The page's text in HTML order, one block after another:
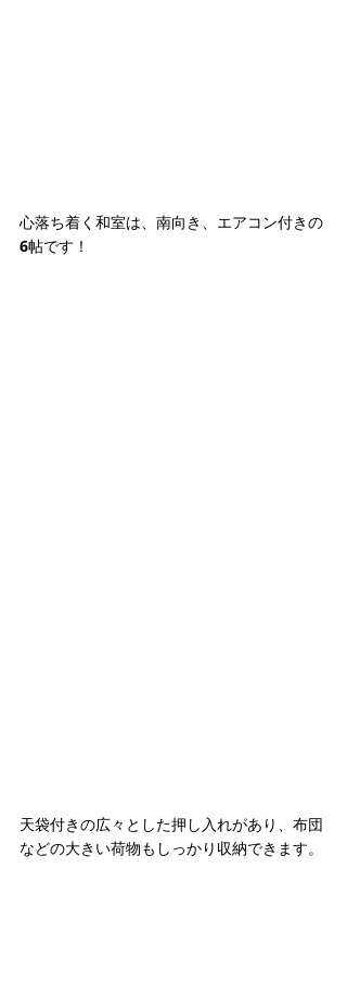
心落ち着く和室は、南向き、エアコン付きの
6帖です！
天袋付きの広々とした押し入れがあり、布団
などの大きい荷物もしっかり収納できます。